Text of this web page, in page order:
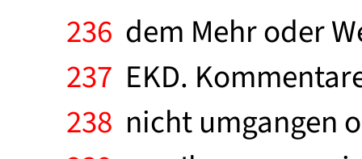
236 dem Mehr oder
237 EKD.
238 nicht umgangen